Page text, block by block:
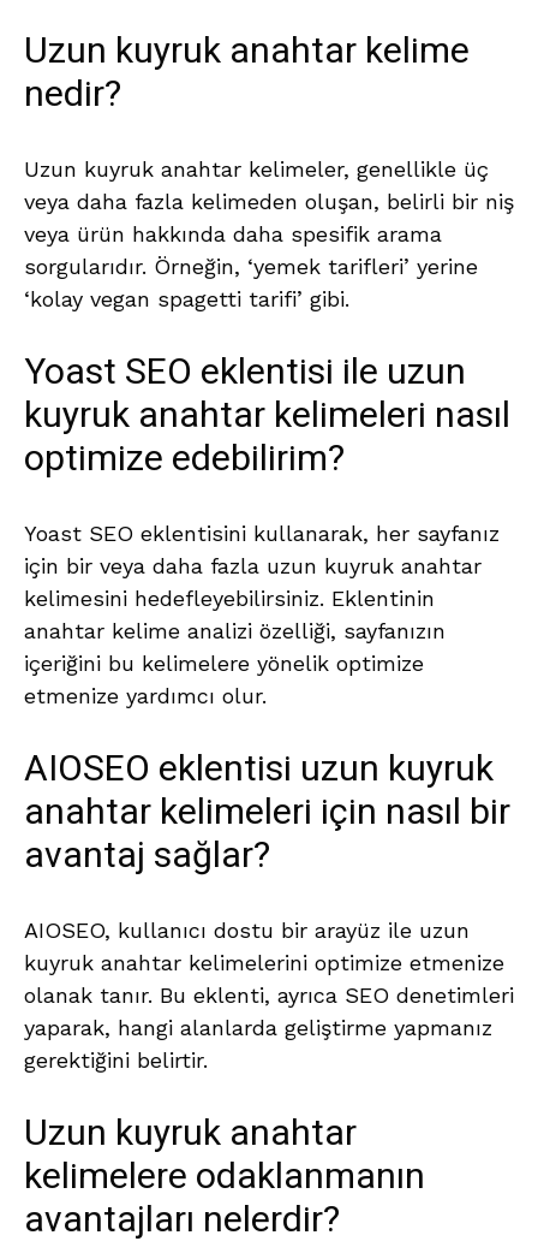
Uzun kuyruk anahtar kelime
nedir?
Uzun kuyruk anahtar kelimeler, genellikle üç
veya daha fazla kelimeden oluşan, belirli bir niş
veya ürün hakkında daha spesifik arama
sorgularıdır. Örneğin, ‘yemek tarifleri’ yerine
‘kolay vegan spagetti tarifi’ gibi.
Yoast SEO eklentisi ile uzun
kuyruk anahtar kelimeleri nasıl
optimize edebilirim?
Yoast SEO eklentisini kullanarak, her sayfanız
için bir veya daha fazla uzun kuyruk anahtar
kelimesini hedefleyebilirsiniz. Eklentinin
anahtar kelime analizi özelliği, sayfanızın
içeriğini bu kelimelere yönelik optimize
etmenize yardımcı olur.
AIOSEO eklentisi uzun kuyruk
anahtar kelimeleri için nasıl bir
avantaj sağlar?
AIOSEO, kullanıcı dostu bir arayüz ile uzun
kuyruk anahtar kelimelerini optimize etmenize
olanak tanır. Bu eklenti, ayrıca SEO denetimleri
yaparak, hangi alanlarda geliştirme yapmanız
gerektiğini belirtir.
Uzun kuyruk anahtar
kelimelere odaklanmanın
avantajları nelerdir?